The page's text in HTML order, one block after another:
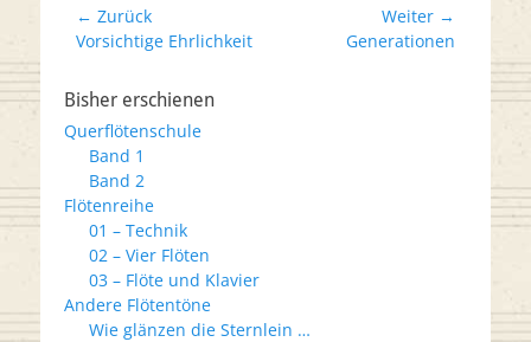
Beitrags-
Navigation
← Zurück
Vorheriger
Vorsichtige Ehrlichkeit
Weiter →
Generationen
Bisher erschienen
Querflötenschule
Band 1
Band 2
Flötenreihe
01 – Technik
02 – Vier Flöten
03 – Flöte und Klavier
Andere Flötentöne
Wie glänzen die Sternlein …